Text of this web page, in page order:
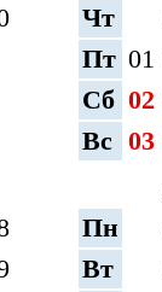
Чт
Пт 01
Сб 02
Вс 03
Пн
Вт